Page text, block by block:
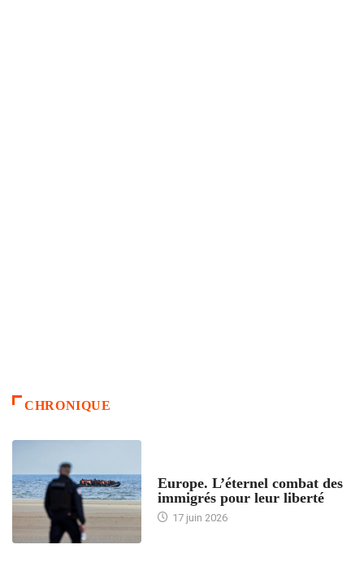
CHRONIQUE
Europe. L’éternel combat des
immigrés pour leur liberté
17 juin 2026